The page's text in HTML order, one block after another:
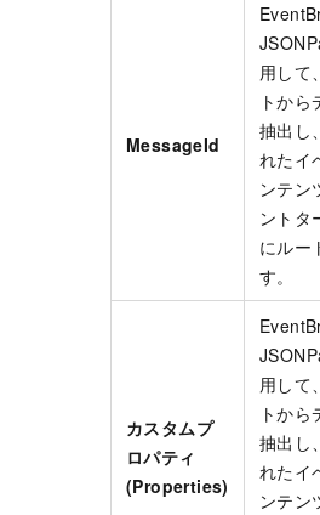
MessageId
用して
トから
抽出し
れたイ
ンテン
ントタ
にルー
す。
カスタムプ
ロパティ
(Properties)
用して
トから
抽出し
れたイ
ンテン